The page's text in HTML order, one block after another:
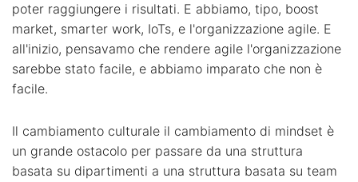
poter raggiungere i risultati. E abbiamo, tipo, boost
market, smarter work, IoTs, e l'organizzazione agile. E
all'inizio, pensavamo che rendere agile l'organizzazione
sarebbe stato facile, e abbiamo imparato che non è
facile.
Il cambiamento culturale il cambiamento di mindset è
un grande ostacolo per passare da una struttura
basata su dipartimenti a una struttura basata su team